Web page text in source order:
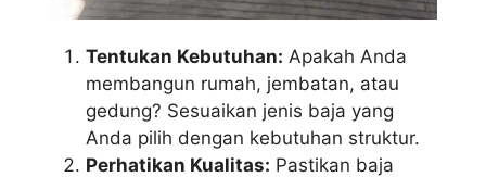
Tentukan Kebutuhan: Apakah Anda
membangun rumah, jembatan, atau
gedung? Sesuaikan jenis baja yang
Anda pilih dengan kebutuhan struktur.
Perhatikan Kualitas: Pastikan baja